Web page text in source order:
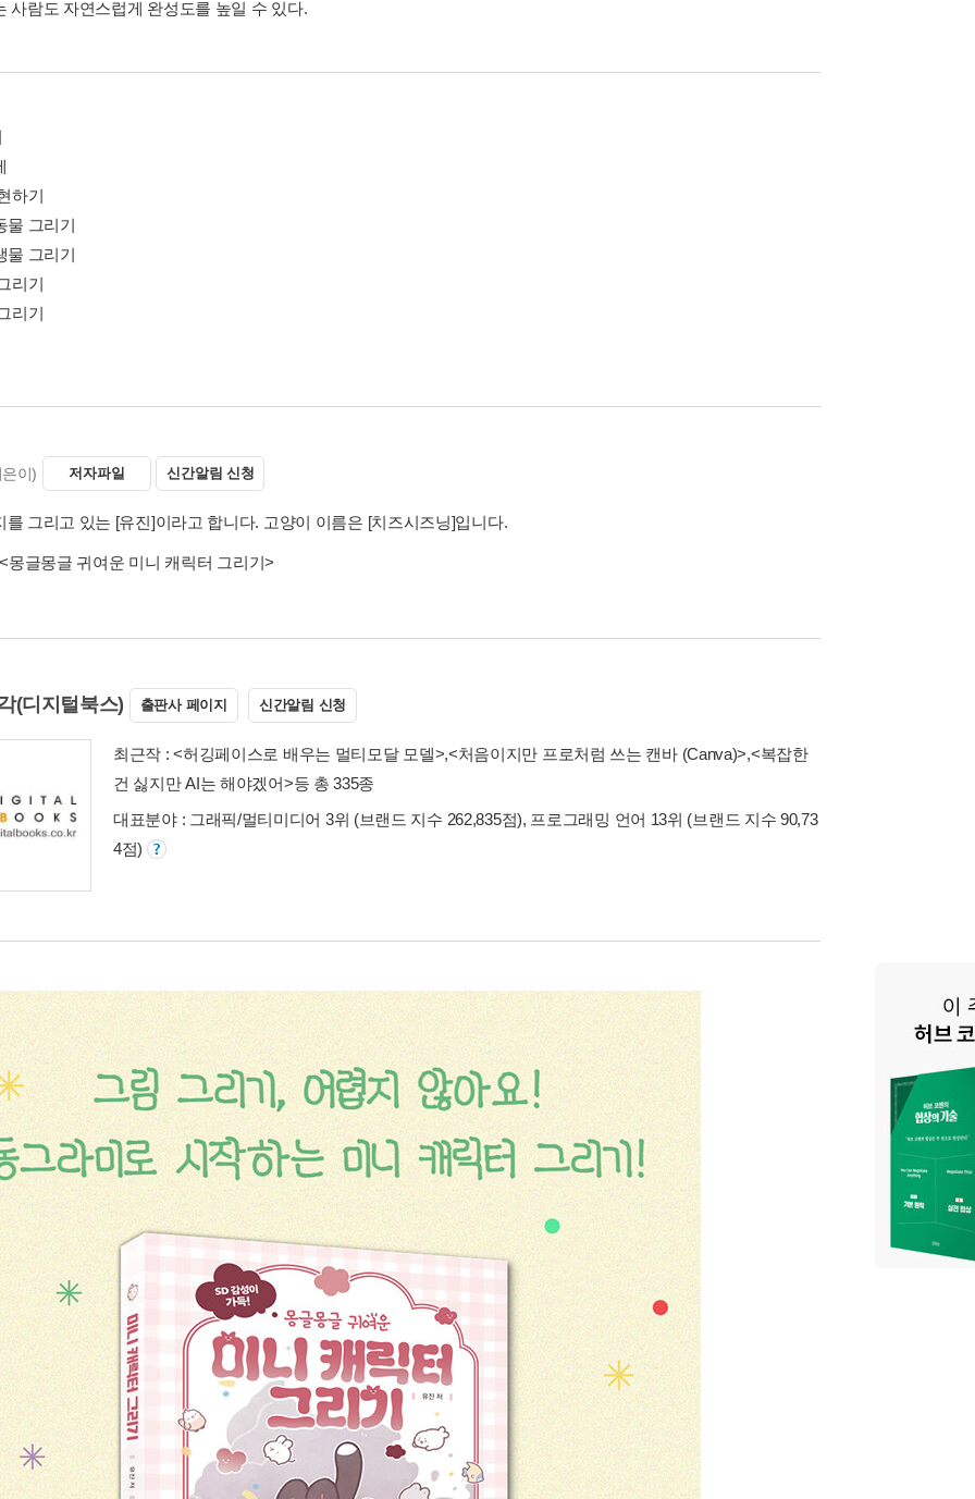
사람도 자연스럽게 완성도를 높일 수 있다.
하기
물 그리기
물 그리기
리기
리기
이) 저자파일 신간알림 신청
를 그리고 있는 [유진]이라고 합니다. 고양이 이름은 [치즈시즈닝]입니다.
<몽글몽글 귀여운 미니 캐릭터 그리기>
(디지털북스) 출판사 페이지 신간알림 신청
최근작 :<허깅페이스로 배우는 멀티모달 모델>,<처음이지만 프로처럼 쓰는 캔바 (Canva)>,<복잡한
건 싫지만 AI는 해야겠어>등 총 335종
대표분야 : 그래픽/멀티미디어 3위 (브랜드 지수 262,835점), 프로그래밍 언어 13위 (브랜드 지수 90,73
4점)